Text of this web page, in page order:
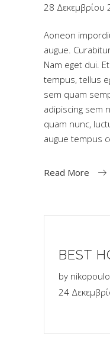
28 Δεκεμβρίου
Aoneon
augue.
Nam eget dui.
tempus, tellus
sem quam
adipiscing sem
quam nunc,
augue tempus
Read More
BEST
by
24